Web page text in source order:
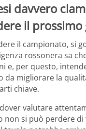
davvero
il
il campionato, si
rossonera sa
e, per questo,
migliorare la
chiave.
valutare
non si può perdere